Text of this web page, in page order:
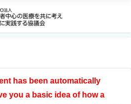
has been automatically
you a basic idea of how a